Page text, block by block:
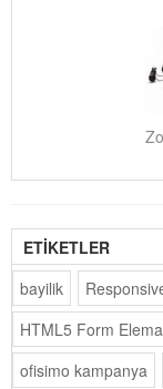
ETİKETLER
bayilik
HTML5 Form
ofisimo kampanya